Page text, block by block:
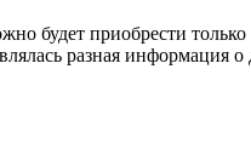
будет приобрести
разная информация